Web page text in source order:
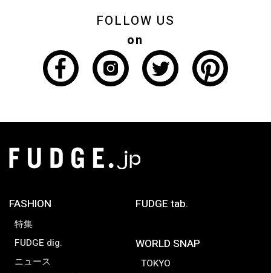
FOLLOW US
on
FASHION
特集
FUDGE dig.
ニュース
FUDGE tab.
WORLD SNAP
TOKYO